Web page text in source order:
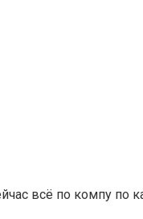
всё по компу по